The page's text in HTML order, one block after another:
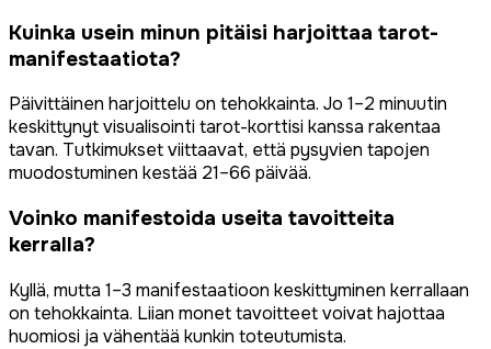
Kuinka usein minun pitäisi harjoittaa tarot-
manifestaatiota?
Päivittäinen harjoittelu on tehokkainta. Jo 1–2 minuutin
keskittynyt visualisointi tarot-korttisi kanssa rakentaa
tavan. Tutkimukset viittaavat, että pysyvien tapojen
muodostuminen kestää 21–66 päivää.
Voinko manifestoida useita tavoitteita
kerralla?
Kyllä, mutta 1–3 manifestaatioon keskittyminen kerrallaan
on tehokkainta. Liian monet tavoitteet voivat hajottaa
huomiosi ja vähentää kunkin toteutumista.